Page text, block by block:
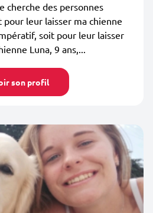
cherche des personnes
pour leur laisser ma chienne
soit pour leur laisser
Luna, 9 ans,...
son profil